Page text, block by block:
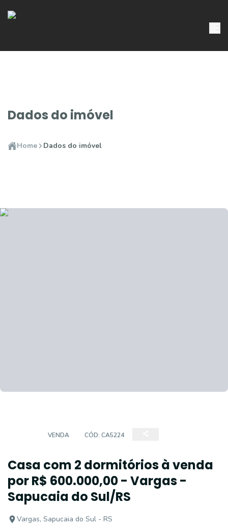
Dados do imóvel
Home Dados do imóvel
VENDA CÓD: CA5224
Casa com 2 dormitórios à venda
por R$ 600.000,00 - Vargas -
Sapucaia do Sul/RS
Vargas, Sapucaia do Sul - RS